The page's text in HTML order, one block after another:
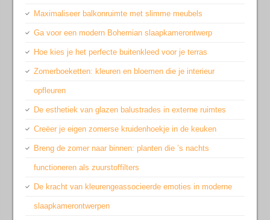
Maximaliseer balkonruimte met slimme meubels
Ga voor een modern Bohemian slaapkamerontwerp
Hoe kies je het perfecte buitenkleed voor je terras
Zomerboeketten: kleuren en bloemen die je interieur
opfleuren
De esthetiek van glazen balustrades in externe ruimtes
Creëer je eigen zomerse kruidenhoekje in de keuken
Breng de zomer naar binnen: planten die ’s nachts
functioneren als zuurstoffilters
De kracht van kleurengeassocieerde emoties in moderne
slaapkamerontwerpen